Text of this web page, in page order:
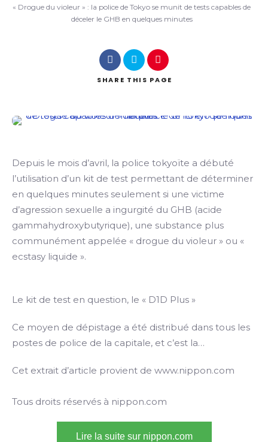
« Drogue du violeur » : la police de Tokyo se munit de tests capables de
déceler le GHB en quelques minutes
SHARE THIS PAGE
Depuis le mois d’avril, la police tokyoïte a débuté
l’utilisation d’un kit de test permettant de déterminer
en quelques minutes seulement si une victime
d’agression sexuelle a ingurgité du GHB (acide
gammahydroxybutyrique), une substance plus
communément appelée « drogue du violeur » ou «
ecstasy liquide ».
Le kit de test en question, le « D1D Plus »
Ce moyen de dépistage a été distribué dans tous les
postes de police de la capitale, et c’est la…
Cet extrait d’article provient de www.nippon.com
Tous droits réservés à nippon.com
Lire la suite sur nippon.com